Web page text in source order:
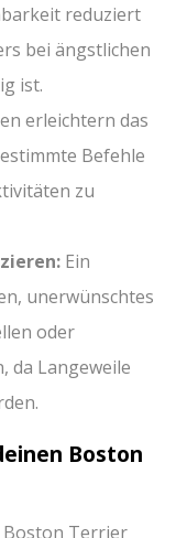
reduziert
bei ängstlichen
ist.
erleichtern das
Befehle
zu
Ein
unerwünschtes
oder
da Langeweile
Boston
Boston Terrier